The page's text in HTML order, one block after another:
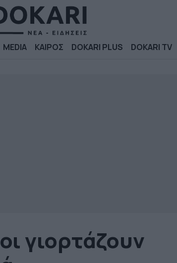
MEDIA ΚΑΙΡΟΣ DOKARI PLUS DOKARI TV
γιορτάζουν